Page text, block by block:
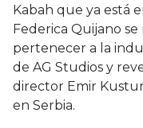
Kabah que ya está
Federica Quijano
pertenecer a la
de AG Studios y
director Emir
en Serbia.